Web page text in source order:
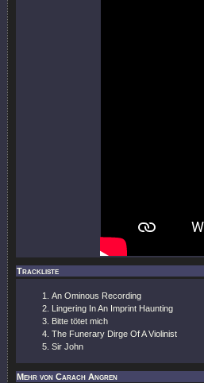
Trackliste
An Ominous Recording
Lingering In An Imprint Haunting
Bitte tötet mich
The Funerary Dirge Of A Violinist
Sir John
Mehr von Carach Angren